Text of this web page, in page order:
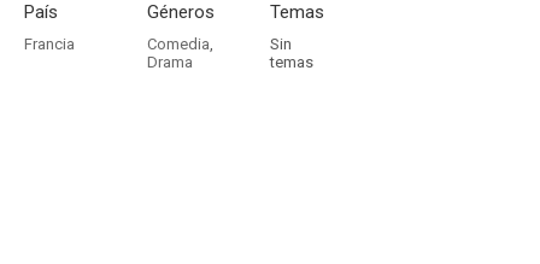
País
Francia
Géneros
Comedia,
Drama
Temas
Sin
temas